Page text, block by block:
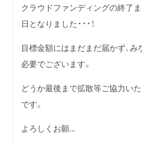
クラウドファンディングの終了
日となりました・・・！
目標金額にはまだまだ届かず、
必要でございます。
どうか最後まで拡散等ご協力い
です。
よろしくお願...